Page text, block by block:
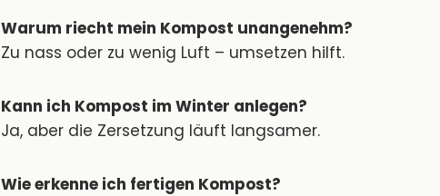
Warum riecht mein Kompost unangenehm?
Zu nass oder zu wenig Luft – umsetzen hilft.
Kann ich Kompost im Winter anlegen?
Ja, aber die Zersetzung läuft langsamer.
Wie erkenne ich fertigen Kompost?